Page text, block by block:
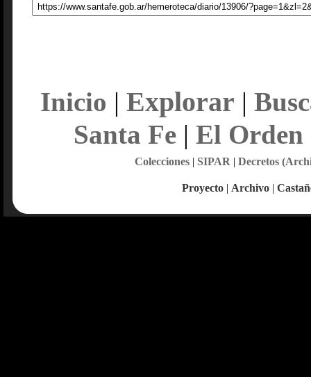
Inicio | Explorar |
Santa Fe| El Orden
Colecciones| SIPAR | Decretos
Proyecto | Archivo |